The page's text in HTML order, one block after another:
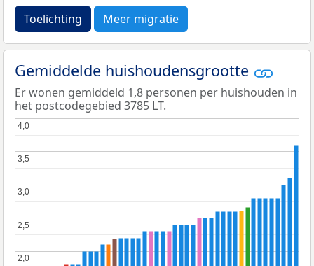
Toelichting Meer migratie
Gemiddelde huishoudensgrootte
Er wonen gemiddeld 1,8 personen per huishouden in
het postcodegebied 3785 LT.
2,0
2,0
2,5
2,5
3,0
3,0
3,5
3,5
4,0
4,0